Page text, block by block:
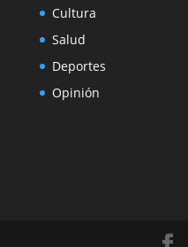
Cultura
Salud
Deportes
Opinión